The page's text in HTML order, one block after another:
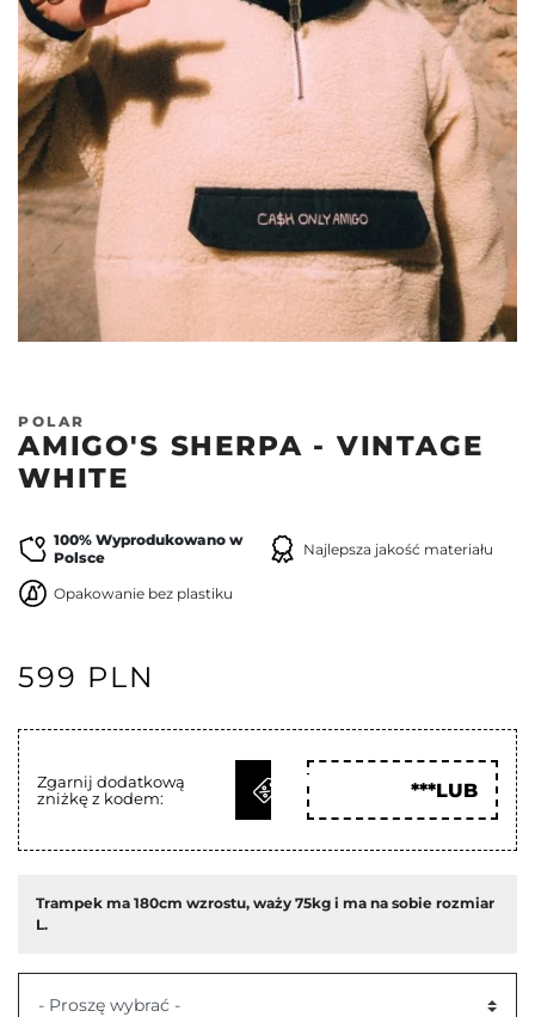
POLAR
AMIGO'S SHERPA - VINTAGE
WHITE
100% Wyprodukowano w
Polsce
Najlepsza jakość materiału
Opakowanie bez plastiku
599 PLN
Zgarnij dodatkową
zniżkę z kodem:
ODBIERZ
***LUB
Trampek ma 180cm wzrostu, waży 75kg i ma na sobie rozmiar
L.
- Proszę wybrać -